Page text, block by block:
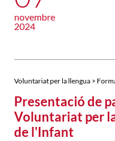
novembre
2024
Voluntariat per la llengua >
Presentació de
Voluntariat per
de l'Infant